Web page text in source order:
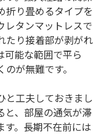
折り畳めるタイプを
レタンマットレスで
たり接着部が剥がれ
可能な範囲で平ら
が無難です。
と工夫しておきまし
と、部屋の通気が滞
す。長期不在前には